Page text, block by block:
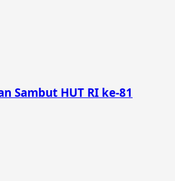
Sambut HUT RI ke-81